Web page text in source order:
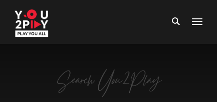
Search You2Play